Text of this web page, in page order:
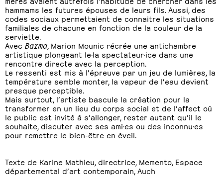
hammams les futures épouses de leurs fils. Aussi, des
codes sociaux permettaient de connaitre les situations
familiales de chacune en fonction de la couleur de la
serviette.
Avec Barma , Marion Mounic récrée une antichambre
artistique plongeant le·la spectateur·ice dans une
rencontre directe avec la perception.
Le ressenti est mis à l’épreuve par un jeu de lumières, la
température semble monter, la vapeur de l’eau devient
presque perceptible.
Mais surtout, l’artiste bascule la création pour la
transformer en un lieu du corps social et de l’affect où
le public est invité à s’allonger, rester autant qu’il le
souhaite, discuter avec ses ami·es ou des inconnu·es
pour remettre le bien-être en éveil.
Texte de Karine Mathieu, directrice, Memento, Espace
départemental d’art contemporain, Auch